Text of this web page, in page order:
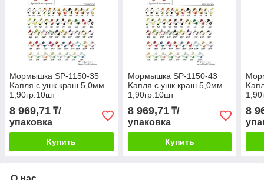
Мормышка SP-1150-35
Kапля с ушк.краш.5,0мм
1,90гр.10шт
8 969,71 ₸/
упаковка
Купить
Мормышка SP-1150-43
Kапля с ушк.краш.5,0мм
1,90гр.10шт
8 969,71₸/
упаковка
Купить
8